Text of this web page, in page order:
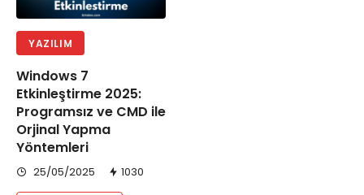
YAZILIM
Windows 7
Etkinleştirme 2025:
Programsız ve CMD ile
Orjinal Yapma
Yöntemleri
25/05/2025 1030